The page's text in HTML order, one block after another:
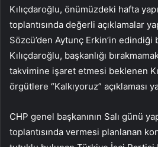
Kılıçdaroğlu, önümüzdeki hafta
toplantısında değerli açıklamalar
Sözcü’den Aytunç Erkin’in
Kılıçdaroğlu, başkanlığı
takvimine işaret etmesi beklenen
örgütlere “Kalkıyoruz” açıklaması
CHP genel başkanının Salı günü
toplantısında vermesi planlanan